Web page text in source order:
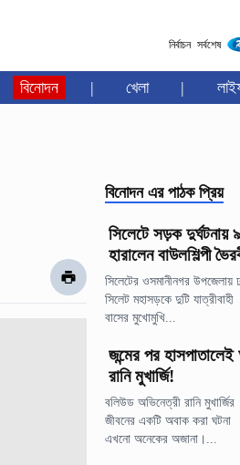
নির্বাচন সর্বশেষ
বিনোদন | খেলা |
বিনোদন এর পাঠক প্রিয়
সিলেটে সড়ক দুর্ঘটনায়
হারালেন বাউলশিল্পী
সিলেটের ওসমানীনগর উপজেলায়
সিলেট মহাসড়কে দুটি যাত্রীবাহী
বাসের মুখোমুখি...
জন্মের পর
রানি মুখার্জি!
বলিউড অভিনেত্রী রানি মুখার্জির
জীবনের একটি অবাক করা ঘটনা
এখনো অনেকের অজানা।...